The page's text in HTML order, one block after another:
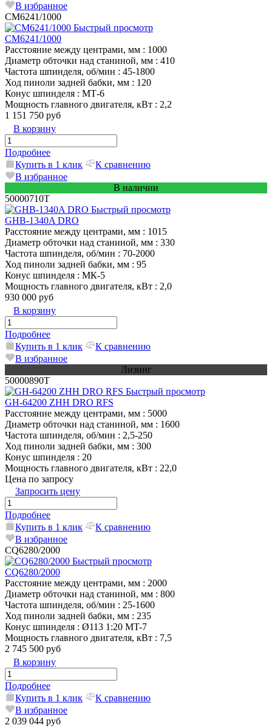
В избранное
CM6241/1000
Быстрый просмотр
CM6241/1000
Расстояние между центрами, мм : 1000
Диаметр обточки над станиной, мм : 410
Частота шпинделя, об/мин : 45-1800
Ход пиноли задней бабки, мм : 120
Конус шпинделя : MТ-6
Мощность главного двигателя, кВт : 2,2
1 151 750 руб
В корзину
Подробнее
Купить в 1 клик
К сравнению
В избранное
В наличии
50000710T
Быстрый просмотр
GHB-1340A DRO
Расстояние между центрами, мм : 1015
Диаметр обточки над станиной, мм : 330
Частота шпинделя, об/мин : 70-2000
Ход пиноли задней бабки, мм : 95
Конус шпинделя : МК-5
Мощность главного двигателя, кВт : 2,0
930 000 руб
В корзину
Подробнее
Купить в 1 клик
К сравнению
В избранное
Лизинг
50000890T
Быстрый просмотр
GH-64200 ZHH DRO RFS
Расстояние между центрами, мм : 5000
Диаметр обточки над станиной, мм : 1600
Частота шпинделя, об/мин : 2,5-250
Ход пиноли задней бабки, мм : 300
Конус шпинделя : 20
Мощность главного двигателя, кВт : 22,0
Цена по запросу
Запросить цену
Подробнее
Купить в 1 клик
К сравнению
В избранное
CQ6280/2000
Быстрый просмотр
CQ6280/2000
Расстояние между центрами, мм : 2000
Диаметр обточки над станиной, мм : 800
Частота шпинделя, об/мин : 25-1600
Ход пиноли задней бабки, мм : 235
Конус шпинделя : Ø113 1:20 MT-7
Мощность главного двигателя, кВт : 7,5
2 745 500 руб
В корзину
Подробнее
Купить в 1 клик
К сравнению
В избранное
2 039 044 руб